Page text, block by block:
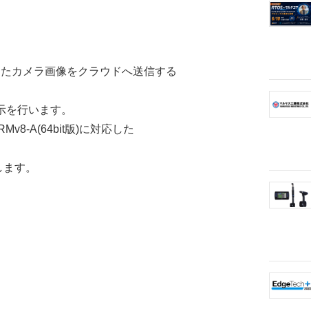
カメラ画像をクラウドへ送信する
行います。
A(64bit版)に対応した
す。